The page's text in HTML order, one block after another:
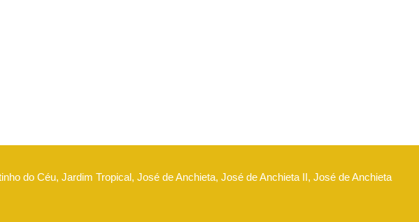
do Céu, Jardim Tropical, José de Anchieta, José de Anchieta II, José de Anchieta